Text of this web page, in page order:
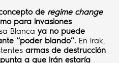
de regime change
para invasiones
Blanca ya no puede
“poder blando”. En Irak,
armas de destrucción
a que Irán estaría